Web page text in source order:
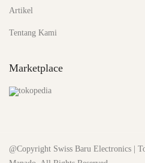
Artikel
Tentang Kami
Marketplace
@Copyright Swiss Baru Electronics |